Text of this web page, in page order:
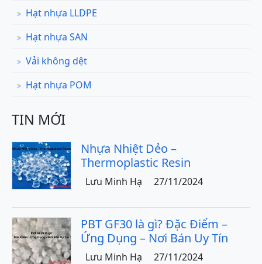
Hạt nhựa LLDPE
Hạt nhựa SAN
Vải không dệt
Hạt nhựa POM
TIN MỚI
Nhựa Nhiệt Dẻo –
Thermoplastic Resin
Lưu Minh Hạ 27/11/2024
PBT GF30 là gì? Đặc Điểm –
Ứng Dụng – Nơi Bán Uy Tín
Lưu Minh Hạ 27/11/2024